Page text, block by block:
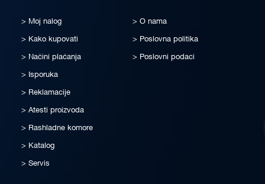
Moj nalog
Kako kupovati
Načini plaćanja
Isporuka
Reklamacije
Atesti proizvoda
Rashladne komore
Katalog
Servis
O nama
Poslovna politika
Poslovni podaci